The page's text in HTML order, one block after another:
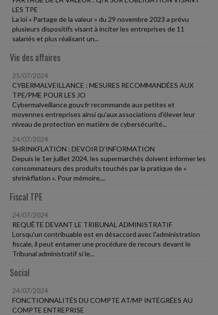
LES TPE
La loi « Partage de la valeur » du 29 novembre 2023 a prévu
plusieurs dispositifs visant à inciter les entreprises de 11
salariés et plus réalisant un...
Vie des affaires
25/07/2024
CYBERMALVEILLANCE : MESURES RECOMMANDÉES AUX
TPE/PME POUR LES JO
Cybermalveillance.gouv.fr recommande aux petites et
moyennes entreprises ainsi qu'aux associations d'élever leur
niveau de protection en matière de cybersécurité...
24/07/2024
SHRINKFLATION : DEVOIR D'INFORMATION
Depuis le 1er juillet 2024, les supermarchés doivent informer les
consommateurs des produits touchés par la pratique de «
shrinkflation ». Pour mémoire,...
Fiscal TPE
24/07/2024
REQUÊTE DEVANT LE TRIBUNAL ADMINISTRATIF
Lorsqu'un contribuable est en désaccord avec l'administration
fiscale, il peut entamer une procédure de recours devant le
Tribunal administratif si le...
Social
24/07/2024
FONCTIONNALITÉS DU COMPTE AT/MP INTÉGRÉES AU
COMPTE ENTREPRISE